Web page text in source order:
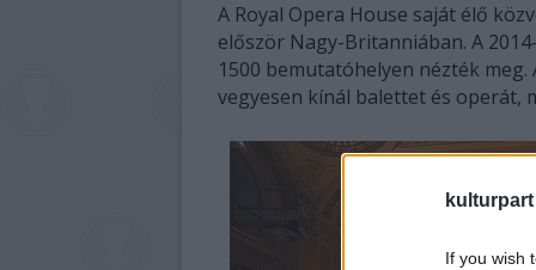
kulturpart
If you wish
A Royal Opera House saját élő
először Nagy-Britanniában. A
1500 bemutatóhelyen nézték
vegyesen kínál balettet és operát,